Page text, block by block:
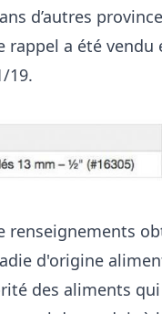
d’autres
rappel a été
19.
renseignements
d'origine
des aliments